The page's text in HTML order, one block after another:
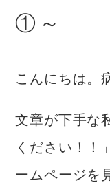
①～
こんにちは。
文章が下手な
ください！！
ームページを